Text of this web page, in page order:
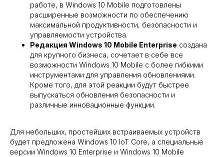
работе, в Windows 10 Mobile подготовлены
расширенные возможности по обеспечению
максимальной продуктивности, безопасности и
управляемости устройства.
Редакция Windows 10 Mobile Enterprise создана
для крупного бизнеса, сочетает в себе все
возможности Windows 10 Mobile с более гибкими
инструментами для управления обновлениями.
Кроме того, для этой реакции будут быстрее
выпускаться обновления безопасности и
различные инновационные функции.
Для небольших, простейших встраиваемых устройств
будет предложена Windows 10 IoT Core, а специальные
версии Windows 10 Enterprise и Windows 10 Mobile